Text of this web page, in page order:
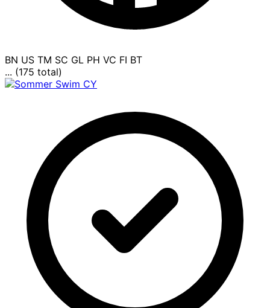
BN US TM SC GL PH VC FI BT
... (175 total)